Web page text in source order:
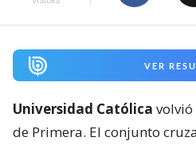
VER
Universidad Católica
de Primera. El conjunto